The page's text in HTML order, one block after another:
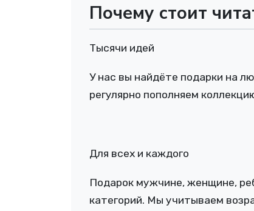
Почему стоит
Тысячи идей
У нас вы найдёте подарки на
регулярно пополняем
Для всех и каждого
Подарок мужчине, женщине,
категорий. Мы учитываем